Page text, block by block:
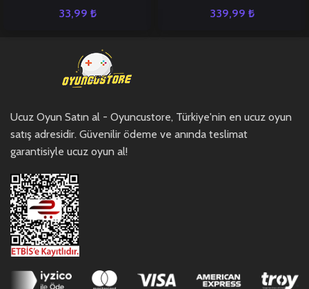
33,99 ₺ 339,99 ₺
Ucuz Oyun Satın al - Oyuncustore, Türkiye'nin en ucuz oyun
satış adresidir. Güvenilir ödeme ve anında teslimat
garantisiyle ucuz oyun al!